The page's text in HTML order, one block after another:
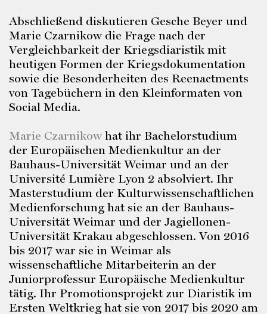
Abschließend diskutieren Gesche Beyer und
Marie Czarnikow die Frage nach der
Vergleichbarkeit der Kriegsdiaristik mit
heutigen Formen der Kriegsdokumentation
sowie die Besonderheiten des Reenactments
von Tagebüchern in den Kleinformaten von
Social Media.
Marie Czarnikow hat ihr Bachelorstudium
der Europäischen Medienkultur an der
Bauhaus-Universität Weimar und an der
Université Lumière Lyon 2 absolviert. Ihr
Masterstudium der Kulturwissenschaftlichen
Medienforschung hat sie an der Bauhaus-
Universität Weimar und der Jagiellonen-
Universität Krakau abgeschlossen. Von 2016
bis 2017 war sie in Weimar als
wissenschaftliche Mitarbeiterin an der
Juniorprofessur Europäische Medienkultur
tätig. Ihr Promotionsprojekt zur Diaristik im
Ersten Weltkrieg hat sie von 2017 bis 2020 am